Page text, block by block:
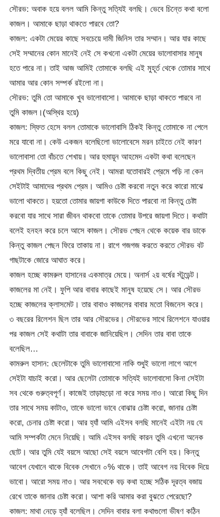
সৌরভ: অবাক হয়ে বলল আমি কিন্তু সত্যিই বলছি। ভেবে চিন্তে কথা বলো
কাজল। আমাকে ছাড়া থাকতে পারবে তো?
কাজল: একটা মেয়ের কাছে সবচেয়ে দামী জিনিস তার সম্মান। আর যার কাছে
সেই সম্মানের কোন মানেই নেই সে কখনো একটা মেয়ের ভালোবাসার মানুষ
হতে পারে না। তাই আজ আমিই তোমাকে বলছি এই মুহূর্ত থেকে তোমার সাথে
আমার আর কোন সম্পর্ক রইলো না।
সৌরভ: তুমি তো আমাকে খুব ভালোবাসো। আমাকে ছাড়া থাকতে পারবে না
তুমি কাজল।(অস্থির হয়ে)
কাজল: স্ফিত হেসে বলল তোমাকে ভালোবাসি ঠিকই কিন্তু তোমাকে না পেলে
মরে যাবো না। কেউ একজন বলেছিলো ভালোবেসে মরন চাইতে নেই কারণ
ভালোবাসা তো বাঁচতে শেখায়। আর হুমায়ূন আহমেদ একটা কথা বলেছেন
প্রথম দ্বিতীয় প্রেম বলে কিছু নেই। আমরা যতোবারই প্রেমে পড়ি না কেন
সেইটাই আমাদের প্রথম প্রেম। আমিও চেষ্টা করবো নতুন করে কারো মাঝে
ভালো থাকতে। হয়তো তোমার জায়গা কাউকে দিতে পারবো না কিন্তু চেষ্টা
করবো যার সাথে সারা জীবন থাকবো তাকে তোমার উপরে জায়গা দিতে। কথাটা
বলেই হনহন করে চলে আসে কাজল। সৌরভ পেছন থেকে কয়েক বার ডাকে
কিন্তু কাজল পেছন ফিরে তাকায় না। রাগে গজগজ করতে করতে সৌরভ বট
গাছটাকে জোরে আঘাত করে।
কাজল হচ্ছে কামরুল হাসানের একমাত্র মেয়ে। অনার্স ২য় বর্ষের স্টুডেন্ট।
কাজলের মা নেই। ফুপি আর বাবার কাছেই মানুষ হয়েছে সে। আর সৌরভ
হচ্ছে কাজলের ক্লাসমেট। তার বাবাও কাজলের বাবার মতো বিজনেস করে।
৩ বছরের রিলেশন ছিল তার আর সৌরভের। সৌরভের সাথে রিলেশনে যাওয়ার
পর কাজল সেই কথাটা তার বাবাকে জানিয়েছিল। সেদিন তার বাবা তাকে
বলেছিল…
কামরুল হাসান: ছেলেটাকে তুমি ভালোবাসো নাকি শুধুই ভালো লাগে আগে
সেইটা যাচাই করো। আর ছেলেটা তোমাকে সত্যিই ভালোবাসো কিনা সেইটা
সব থেকে গুরুত্বপূর্ণ। কাজেই তাড়াহুড়ো না করে সময় নাও। আরো কিছু দিন
তার সাথে সময় কাটাও, তাকে ভালো ভাবে বোঝার চেষ্টা করো, জানার চেষ্টা
করো, চেনার চেষ্টা করো। আর হ্যাঁ আমি এইসব বলছি মানেই এইটা নয় যে
আমি সম্পর্কটা মেনে নিয়েছি। আমি এইসব বলছি কারন তুমি এখনো অনেক
ছোট। আর তুমি যেই বয়সে আছো সেই বয়সে আবেগটা বেশি হয়। কিন্তু
আবেগ যেখানে থাকে বিবেক সেখানে ০% থাকে। তাই আবেগ নয় বিবেক দিয়ে
ভাবো। আরো সময় নাও। আর সবথেকে বড় কথা হচ্ছে সঠিক দূরত্ব বজায়
রেখে তাকে জানার চেষ্টা করো। আশা করি আমার করা বুঝতে পেরেছো?
কাজল: মাথা নেড়ে হ্যাঁ বলেছিল। সেদিন বাবার বলা কথাগুলো ভীষণ কঠিন